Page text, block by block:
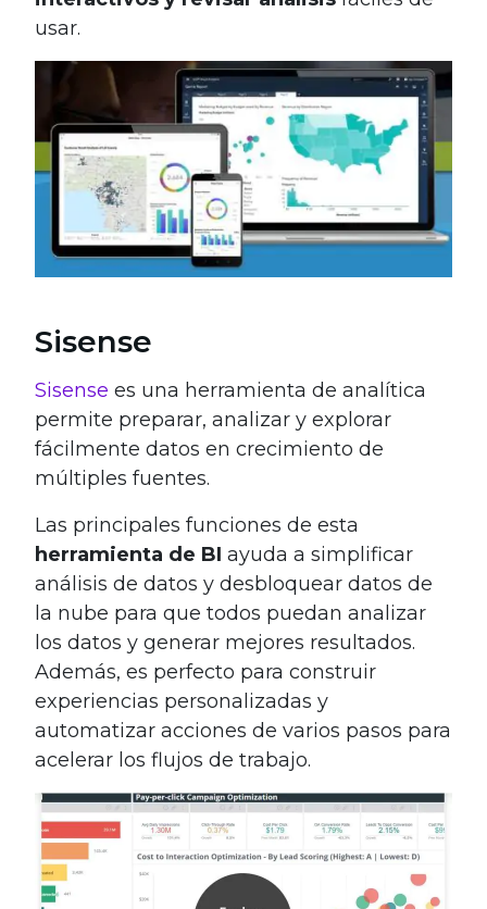
usar.
Sisense
Sisense es una herramienta de analítica
permite preparar, analizar y explorar
fácilmente datos en crecimiento de
múltiples fuentes.
Las principales funciones de esta
herramienta de BI ayuda a simplificar
análisis de datos y desbloquear datos de
la nube para que todos puedan analizar
los datos y generar mejores resultados.
Además, es perfecto para construir
experiencias personalizadas y
automatizar acciones de varios pasos para
acelerar los flujos de trabajo.